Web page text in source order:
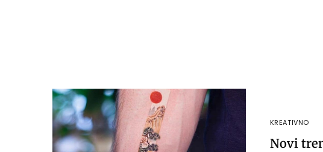
KREATIVNO
Novi